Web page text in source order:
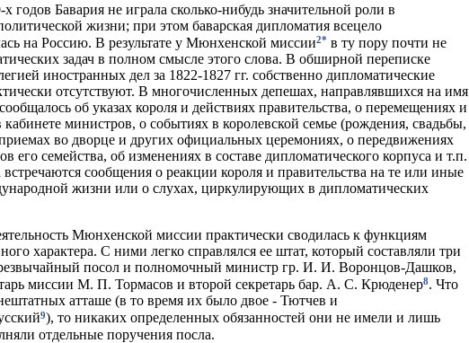
годов Бавария не играла сколько-нибудь значительной роли в
жизни; при этом баварская дипломатия всецело
на Россию. В результате у Мюнхенской миссии2* в ту пору почти не
задач в полном смысле этого слова. В обширной переписке
иностранных дел за 1822-1827 гг. собственно дипломатические
отсутствуют. В многочисленных депешах, направлявшихся на имя
об указах короля и действиях правительства, о перемещениях и
кабинете министров, о событиях в королевской семье (рождения, свадьбы,
во дворце и других официальных церемониях, о передвижениях
его семейства, об изменениях в составе дипломатического корпуса и т.п.
сообщения о реакции короля и правительства на те или иные
жизни или о слухах, циркулирующих в дипломатических
Мюнхенской миссии практически сводилась к функциям
характера. С ними легко справлялся ее штат, который составляли три
посол и полномочный министр гр. И. И. Воронцов-Дашков,
миссии М. П. Тормасов и второй секретарь бар. А. С. Крюденер8. Что
атташе (в то время их было двое - Тютчев и
9), то никаких определенных обязанностей они не имели и лишь
отдельные поручения посла.